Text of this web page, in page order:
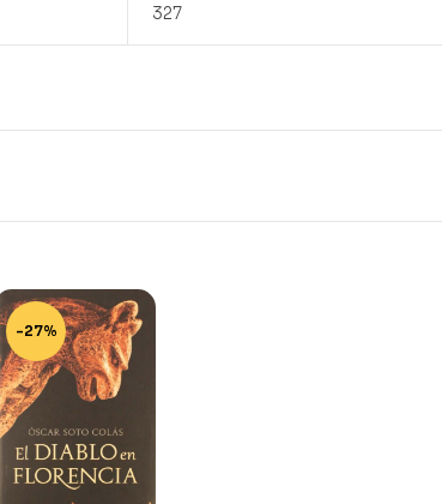
327
-27%